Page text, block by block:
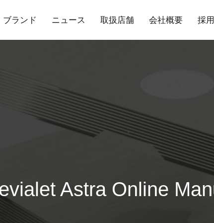
ブランド ニュース 取扱店舗 会社概要 採
Astra Online